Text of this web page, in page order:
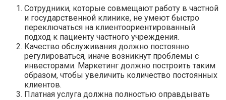
Сотрудники, которые совмещают работу в частной
и государственной клинике, не умеют быстро
переключаться на клиентоориентированный
подход к пациенту частного учреждения.
Качество обслуживания должно постоянно
регулироваться, иначе возникнут проблемы с
инвесторами. Маркетинг должно построить таким
образом, чтобы увеличить количество постоянных
клиентов.
Платная услуга должна полностью оправдывать